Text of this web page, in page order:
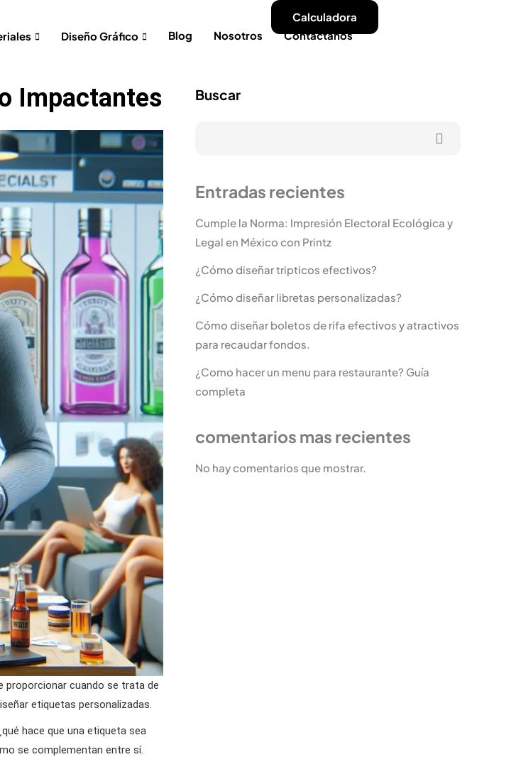
Diseño Gráfico Blog Nosotros Contactanos
Calculadora
Impactantes
proporcionar cuando se trata de
etiquetas personalizadas.
hace que una etiqueta sea
se complementan entre sí.
Buscar
Entradas recientes
Cumple la Norma: Impresión Electoral Ecológica y
Legal en México con Printz
¿Cómo diseñar tripticos efectivos?
¿Cómo diseñar libretas personalizadas?
Cómo diseñar boletos de rifa efectivos y atractivos
para recaudar fondos.
¿Como hacer un menu para restaurante? Guía
completa
comentarios mas recientes
No hay comentarios que mostrar.